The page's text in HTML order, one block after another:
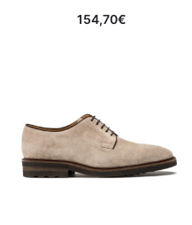
154,70€